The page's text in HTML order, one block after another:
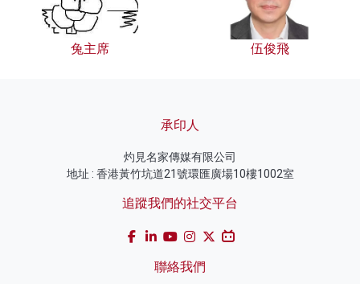
兔主席 伍俊飛
承印人
灼見名家傳媒有限公司
地址 : 香港黃竹坑道21號環匯廣場10樓1002室
追蹤我們的社交平台
聯絡我們